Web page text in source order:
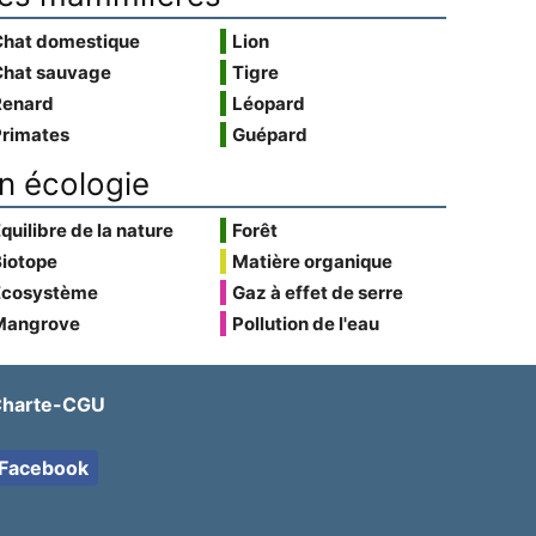
domestique
sauvage
Lion
Tigre
Léopard
Guépard
écologie
de la nature
Forêt
Matière organique
Gaz à effet de serre
Pollution de l'eau
CGU
Facebook